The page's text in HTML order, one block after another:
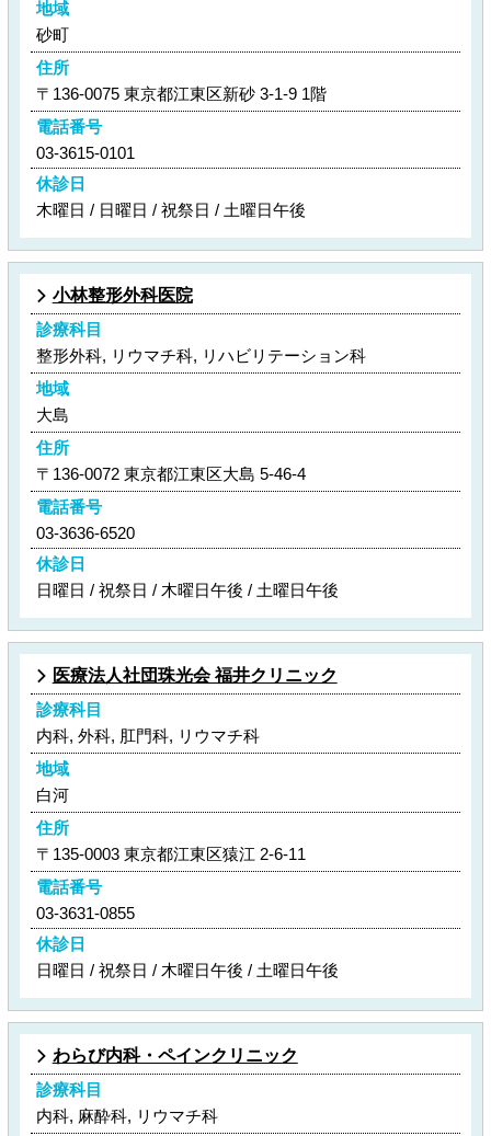
地域
砂町
住所
〒136-0075 東京都江東区新砂 3-1-9 1階
電話番号
03-3615-0101
休診日
木曜日 / 日曜日 / 祝祭日 / 土曜日午後
小林整形外科医院
診療科目
整形外科, リウマチ科, リハビリテーション科
地域
大島
住所
〒136-0072 東京都江東区大島 5-46-4
電話番号
03-3636-6520
休診日
日曜日 / 祝祭日 / 木曜日午後 / 土曜日午後
医療法人社団珠光会 福井クリニック
診療科目
内科, 外科, 肛門科, リウマチ科
地域
白河
住所
〒135-0003 東京都江東区猿江 2-6-11
電話番号
03-3631-0855
休診日
日曜日 / 祝祭日 / 木曜日午後 / 土曜日午後
わらび内科・ペインクリニック
診療科目
内科, 麻酔科, リウマチ科